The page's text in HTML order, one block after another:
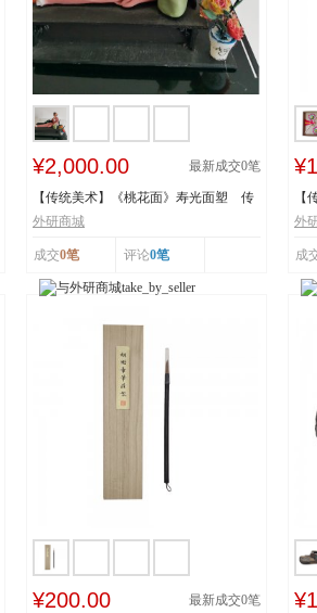
¥2,000.00 最新成交0笔
【传统美术】《桃花面》寿光面塑 传
承人：王建美 市...
外研商城
成交0笔 评论0笔
【
艺
外
成
¥200.00 最新成交0笔